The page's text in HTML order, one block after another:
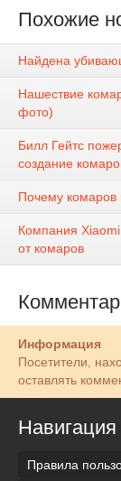
Похожие
Найдена
Нашествие
фото)
Билл Гейтс
создание
Почему комаров
Компания
от комаров
Информация
Посетители,
оставлять
Навигация
Правила